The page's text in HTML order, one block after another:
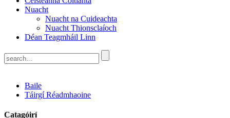
Nuacht
Nuacht na Cuideachta
Nuacht Thionsclaíoch
Déan Teagmháil Linn
Baile
Táirgí Réadmhaoine
Catagóirí